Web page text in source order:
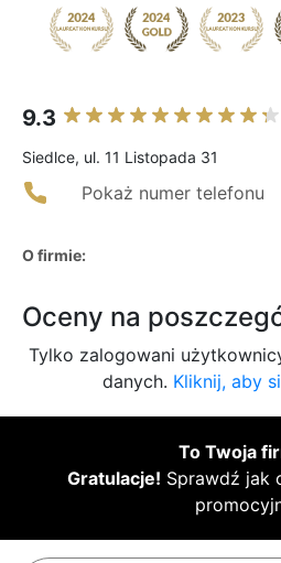
9.3
Siedlce, ul. 11 Listopada 31
Pokaż numer telefonu
O firmie:
Oceny na
Tylko zalogowani
danych. Kliknij, aby
To Twoja
Gratulacje! Sprawdź jak